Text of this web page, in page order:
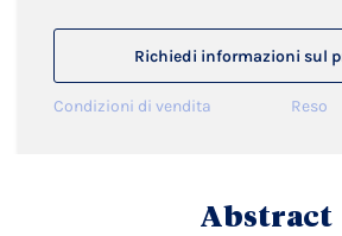
Richiedi informazioni sul
Condizioni di vendita Reso
Abstract